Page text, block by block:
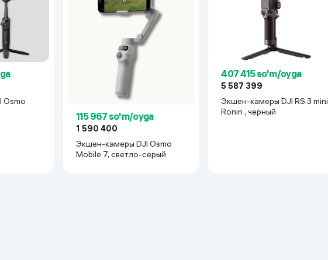
Osmo
115 967 so'm/oyga
1 590 400
Экшен-камеры DJI Osmo
Mobile 7, светло-серый
407 415 so'm/oyga
5 587 399
Экшен-камеры DJI RS 3 mini
Ronin , черный